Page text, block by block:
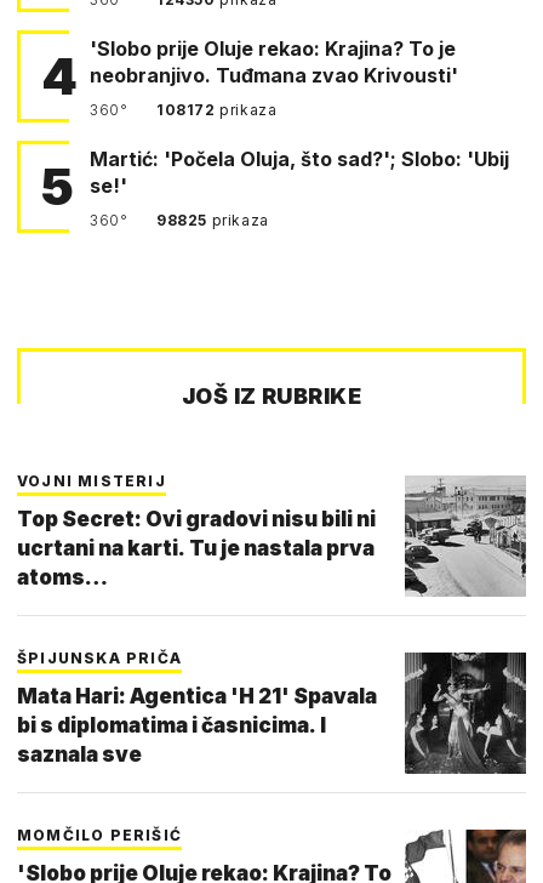
4
'Slobo prije Oluje rekao: Krajina? To je
neobranjivo. Tuđmana zvao Krivousti'
360° 108172prikaza
5
Martić: 'Počela Oluja, što sad?'; Slobo: 'Ubij
se!'
360° 98825 prikaza
JOŠ IZ RUBRIKE
VOJNI MISTERIJ
Top Secret: Ovi gradovi nisu bili ni
ucrtani na karti. Tu je nastala prva
atoms…
ŠPIJUNSKA PRIČA
Mata Hari: Agentica 'H 21' Spavala
bi s diplomatima i časnicima. I
saznala sve
MOMČILO PERIŠIĆ
'Slobo prije Oluje rekao: Krajina? To